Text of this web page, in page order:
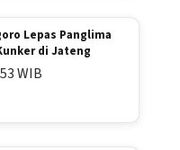
Lepas Panglima
di Jateng
WIB